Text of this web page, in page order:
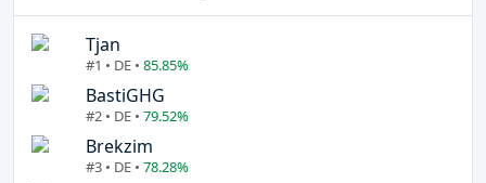
Tjan
#1 • DE • 85.85%
BastiGHG
#2 • DE • 79.52%
Brekzim
#3 • DE • 78.28%